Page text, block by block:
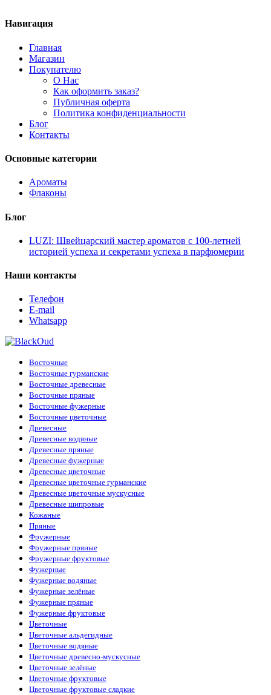
Навигация
Главная
Магазин
Покупателю
О Нас
Как оформить заказ?
Публичная оферта
Политика конфиденциальности
Блог
Контакты
Основные категории
Ароматы
Флаконы
Блог
LUZI: Швейцарский мастер ароматов с 100-летней
историей успеха и секретами успеха в парфюмерии
Наши контакты
Телефон
E-mail
Whatsapp
Восточные
Восточные гурманские
Восточные древесные
Восточные пряные
Восточные фужерные
Восточные цветочные
Древесные
Древесные водяные
Древесные пряные
Древесные фужерные
Древесные цветочные
Древесные цветочные гурманские
Древесные цветочные мускусные
Древесные шипровые
Кожаные
Пряные
Фружерные
Фружерные пряные
Фружерные фруктовые
Фужерные
Фужерные водяные
Фужерные зелёные
Фужерные пряные
Фужерные фруктовые
Цветочные
Цветочные альдегидные
Цветочные водяные
Цветочные древесно-мускусные
Цветочные зелёные
Цветочные фруктовые
Цветочные фруктовые сладкие